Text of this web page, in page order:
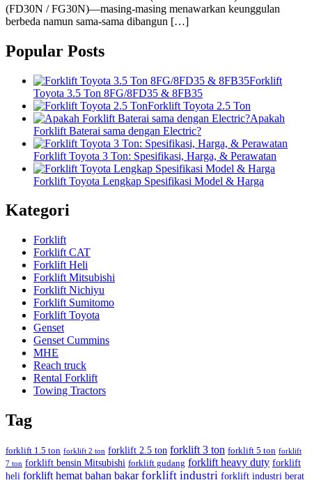
(FD30N / FG30N)—masing-masing menawarkan keunggulan
berbeda namun sama-sama dibangun […]
Popular Posts
Forklift
Toyota 3.5 Ton 8FG/8FD35 & 8FB35
Forklift Toyota 2.5 Ton
Apakah
Forklift Baterai sama dengan Electric?
Forklift Toyota 3 Ton: Spesifikasi, Harga, & Perawatan
Forklift Toyota Lengkap Spesifikasi Model & Harga
Kategori
Forklift
Forklift CAT
Forklift Heli
Forklift Mitsubishi
Forklift Nichiyu
Forklift Sumitomo
Forklift Toyota
Genset
Genset Cummins
MHE
Reach truck
Rental Forklift
Towing Tractors
Tag
forklift 1.5 ton forklift 2 ton forklift 2.5 ton forklift 3 ton forklift 5 ton forklift
7 ton forklift bensin Mitsubishi forklift gudang forklift heavy duty forklift
heli forklift hemat bahan bakar forklift industri forklift industri berat